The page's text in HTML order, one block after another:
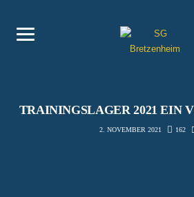
TRAININGSLAGER 2021 EIN
2. NOVEMBER 2021 162